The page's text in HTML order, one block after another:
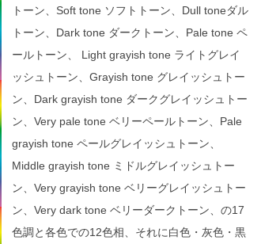
トーン、Soft tone ソフトトーン、Dull toneダル
トーン、Dark tone ダークトーン、Pale tone ペ
ールトーン、 Light grayish tone ライトグレイ
ッシュトーン、Grayish tone グレイッシュトー
ン、Dark grayish tone ダークグレイッシュトー
ン、Very pale tone ベリーペールトーン、Pale
grayish tone ペールグレイッシュトーン、
Middle grayish tone ミドルグレイッシュトー
ン、Very grayish tone ベリーグレイッシュトー
ン、Very dark tone ベリーダークトーン、の17
色調と各色での12色相、それに白色・灰色・黒